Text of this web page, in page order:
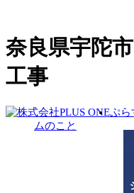
奈良県宇陀
工事
ぷら
ムのこと